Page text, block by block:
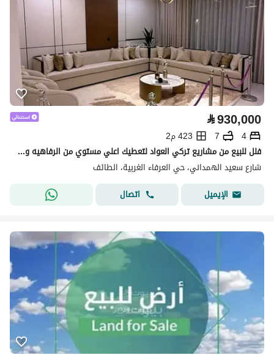
⃁930,000
4
7
423 م2
فلل للبيع من مشاريع تركي العواد لتعطيك اعلي مستوي من الرفاهيه والراحه
شارع سعيد الهمداني، حي العرفاء الغربية، الطائف
الإيميل
اتصال